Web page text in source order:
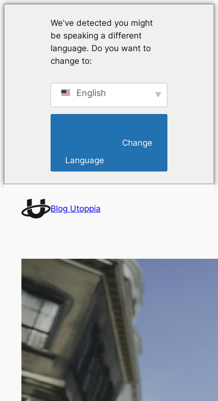
We've detected you might
be speaking a different
language. Do you want to
change to:
English
Language
contenuto
Blog Utoppia